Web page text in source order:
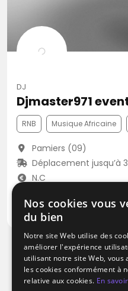
DJ
Djmaster971
RNB Musique Africaine
Pamiers (09)
Déplacement jusqu’à
N.C
Nos cookies vous
du bien
Notre site Web utilise des
améliorer l'expérience
utilisant notre site Web, vous
les cookies conformément à
relative aux cookies. En